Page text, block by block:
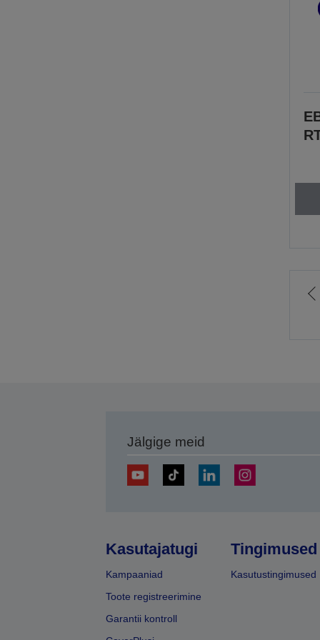
Jälgige meid
Kasutajatugi
Kampaaniad
Toote registreerimine
Garantii kontroll
Tingimused
Kasutustingimused